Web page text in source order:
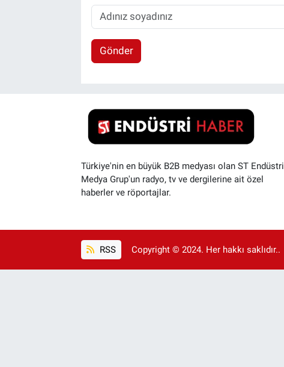
Gönder
Türkiye'nin en büyük B2B medyası olan ST Endüstri
Medya Grup'un radyo, tv ve dergilerine ait özel
haberler ve röportajlar.
RSS Copyright © 2024. Her hakkı saklıdır..